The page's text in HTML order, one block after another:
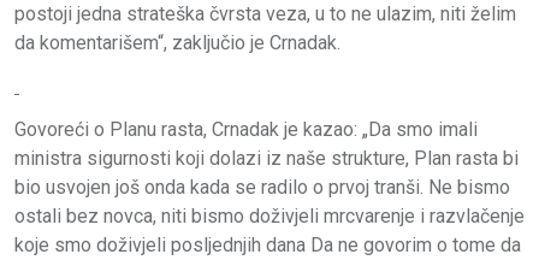
postoji jedna strateška čvrsta veza, u to ne ulazim, niti želim
da komentarišem“, zaključio je Crnadak.
Govoreći o Planu rasta, Crnadak je kazao: „Da smo imali
ministra sigurnosti koji dolazi iz naše strukture, Plan rasta bi
bio usvojen još onda kada se radilo o prvoj tranši. Ne bismo
ostali bez novca, niti bismo doživjeli mrcvarenje i razvlačenje
koje smo doživjeli posljednjih dana Da ne govorim o tome da